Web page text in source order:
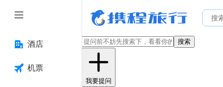
酒店
机票
搜索
我要提问